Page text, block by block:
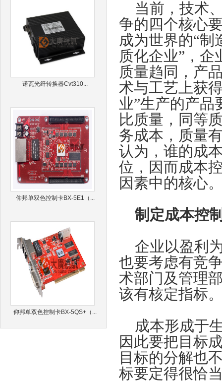
诺瓦光纤转换器Cvt310...
仰邦单双色控制卡BX-5E1（...
仰邦单双色控制卡BX-5QS+（...
当前，技术
争的四个核心
成为世界的“制
质化企业”，
质量趋同，产
术与工艺上获
业”生产的产品
比质量，同等
务成本，质量
认为，谁的成
位，因而成本
因素中的核心
制定成本控
企业以盈利
也要考虑有竞
术部门及管理
该有核定指标
成本形成于
因此要把目标
目标的分解也
标要定得很恰